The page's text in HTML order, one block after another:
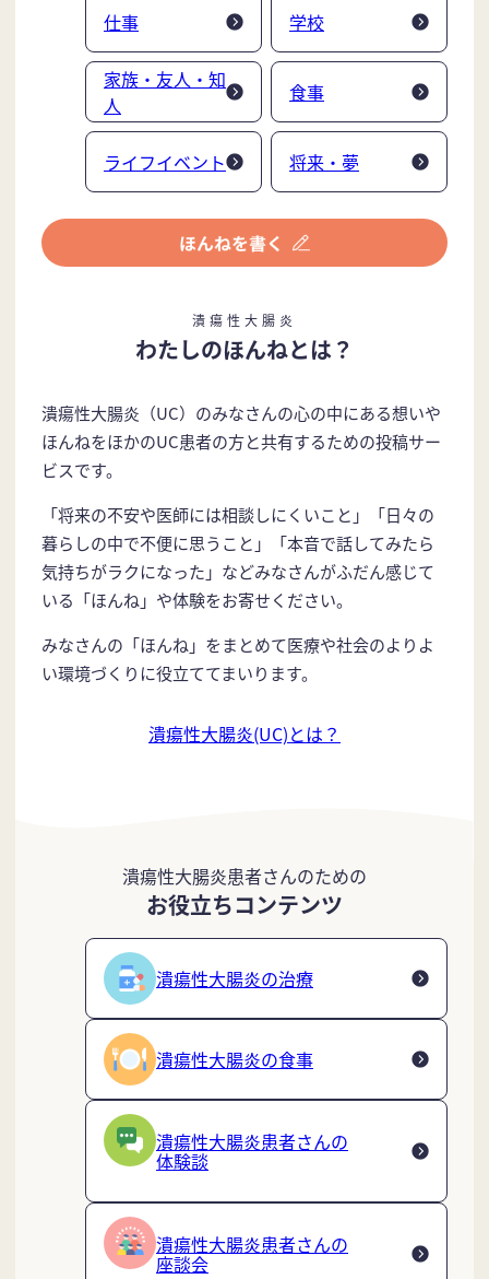
仕事 学校
家族・友人・知
人
食事
ライフイベント 将来・夢
潰瘍性大腸炎
わたしのほんねとは？
潰瘍性大腸炎（UC）のみなさんの心の中にある想いや
ほんねをほかのUC患者の方と共有するための投稿サー
ビスです。
「将来の不安や医師には相談しにくいこと」「日々の
暮らしの中で不便に思うこと」「本音で話してみたら
気持ちがラクになった」などみなさんがふだん感じて
いる「ほんね」や体験をお寄せください。
みなさんの「ほんね」をまとめて医療や社会のよりよ
い環境づくりに役立ててまいります。
潰瘍性大腸炎(UC)とは？
潰瘍性大腸炎患者さんのための
お役立ちコンテンツ
潰瘍性大腸炎の治療
潰瘍性大腸炎の食事
潰瘍性大腸炎患者さんの
体験談
潰瘍性大腸炎患者さんの
座談会